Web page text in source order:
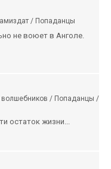
/ Попаданцы
не воюет в Анголе.
волшебников / Попаданцы /
остаток жизни...